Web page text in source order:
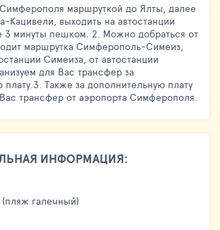
маршруткой до Ялты, далее
Кацивели, выходить на автостанции
3 минуты пешком. 2. Можно добраться от
маршрутка Симферополь-Симеиз,
Симеиза, от автостанции
для Вас трансфер за
Также за дополнительную плату
трансфер от аэропорта Симферополя.
ИНФОРМАЦИЯ:
галечный)